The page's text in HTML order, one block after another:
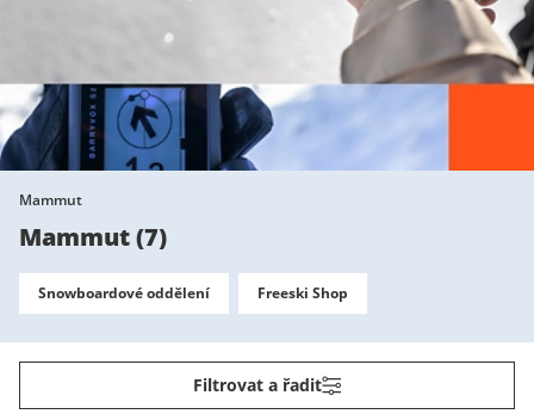
Mammut
Mammut(7)
Snowboardové oddělení Freeski Shop
Filtrovat a řadit